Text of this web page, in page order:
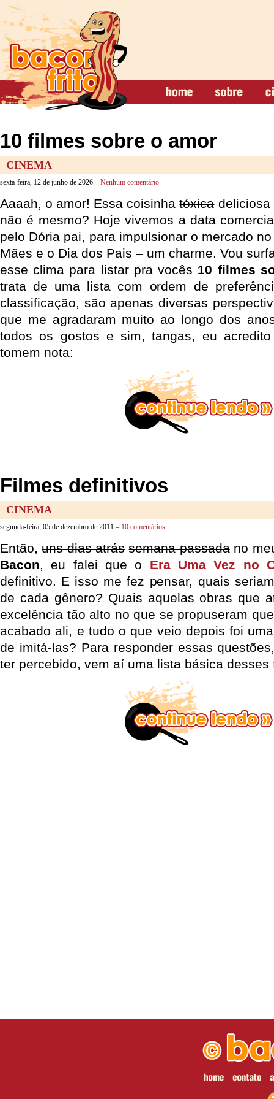
10 filmes sobre o amor
CINEMA
sexta-feira, 12 de junho de 2026 – Nenhum comentário
Aaaah, o amor! Essa coisinhatóxicadeliciosa
não é mesmo? Hoje vivemos a data
pelo Dória pai, para impulsionar o mercado
Mães e o Dia dos Pais – um charme. Vou
esse clima para listar pra vocês 10 filmes
trata de uma lista com ordem de
classificação, são apenas diversas
que me agradaram muito ao longo dos
todos os gostos e sim, tangas, eu
tomem nota:
Filmes definitivos
CINEMA
segunda-feira, 05 de dezembro de 2011 – 10 comentários
Então,uns dias atrás semana passadano
Bacon, eu falei que o Era Uma Vez no
definitivo. E isso me fez pensar, quais
de cada gênero? Quais aquelas obras que
excelência tão alto no que se propuseram
acabado ali, e tudo o que veio depois foi
de imitá-las? Para responder essas
ter percebido, vem aí uma lista básica desses